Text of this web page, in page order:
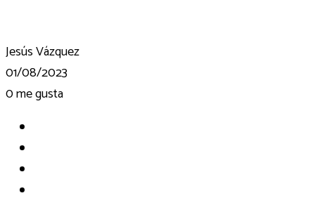
Jesús Vázquez
01/08/2023
0me gusta